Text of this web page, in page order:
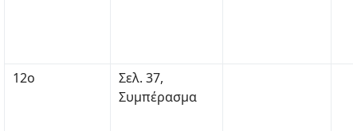
12ο
Σελ. 37,
Συμπέρασμα